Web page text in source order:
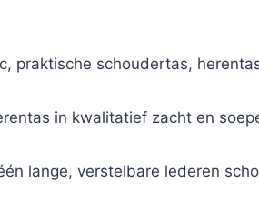
praktische schoudertas,
in kwalitatief zacht en
lange, verstelbare lederen